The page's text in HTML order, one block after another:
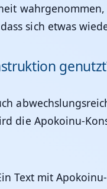
sich etwas
die Apokoinu-
Text mit